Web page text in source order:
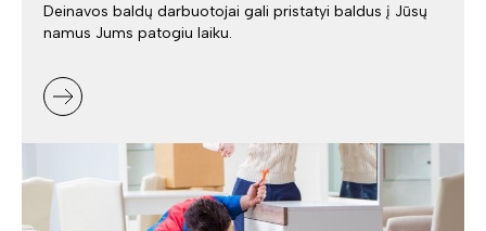
Deinavos baldų darbuotojai gali pristatyi baldus į Jūsų
namus Jums patogiu laiku.